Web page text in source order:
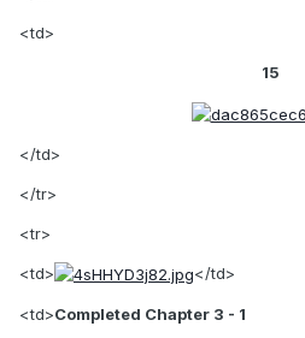
<td>
15
</td>
</tr>
<tr>
<td> </td>
<td>Completed Chapter 3 - 1